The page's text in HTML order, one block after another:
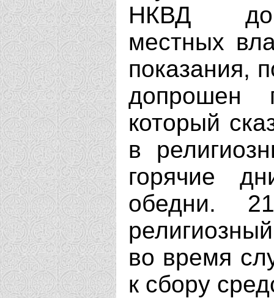
НКВД
местных
показания,
допрошен
который
в
горячие
обедни.
во время
к сбору